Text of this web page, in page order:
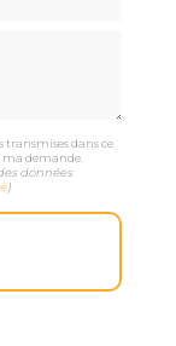
transmises dans ce
demande.
données
)